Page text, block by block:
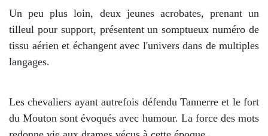
Un peu plus loin, deux jeunes acrobates, prenant un
tilleul pour support, présentent un somptueux numéro de
tissu aérien et échangent avec l'univers dans de multiples
langages.
Les chevaliers ayant autrefois défendu Tannerre et le fort
du Mouton sont évoqués avec humour. La force des mots